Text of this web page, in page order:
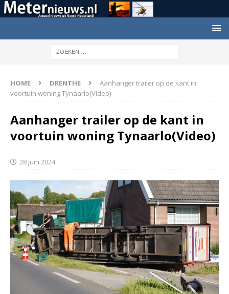
HOME DRENTHE
Aanhanger trailer op de kant in
voortuin woning Tynaarlo(Video)
Aanhanger trailer op de kant in
voortuin woning Tynaarlo(Video)
28 juni 2024